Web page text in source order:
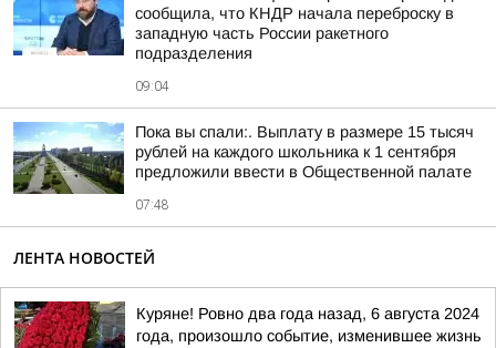
сообщила, что КНДР начала переброску в
западную часть России ракетного
подразделения
09:04
Пока вы спали:. Выплату в размере 15 тысяч
рублей на каждого школьника к 1 сентября
предложили ввести в Общественной палате
07:48
ЛЕНТА НОВОСТЕЙ
Куряне! Ровно два года назад, 6 августа 2024
года, произошло событие, изменившее жизнь